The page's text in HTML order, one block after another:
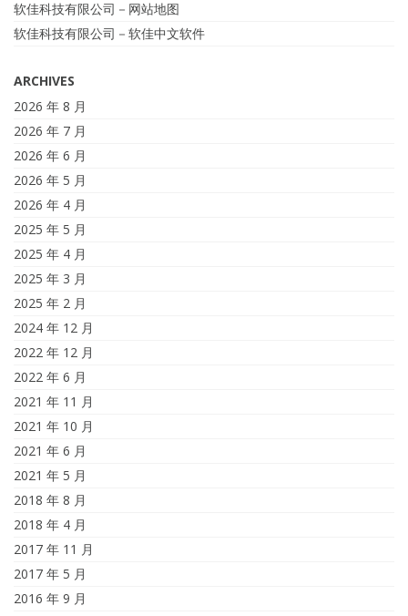
软佳科技有限公司－网站地图
软佳科技有限公司－软佳中文软件
ARCHIVES
2026 年 8 月
2026 年 7 月
2026 年 6 月
2026 年 5 月
2026 年 4 月
2025 年 5 月
2025 年 4 月
2025 年 3 月
2025 年 2 月
2024 年 12 月
2022 年 12 月
2022 年 6 月
2021 年 11 月
2021 年 10 月
2021 年 6 月
2021 年 5 月
2018 年 8 月
2018 年 4 月
2017 年 11 月
2017 年 5 月
2016 年 9 月